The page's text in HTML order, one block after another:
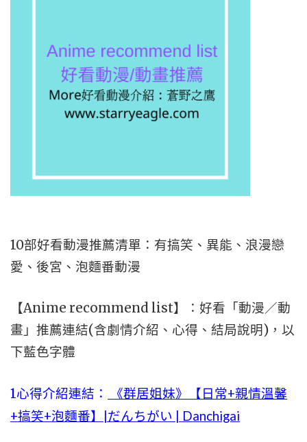
10部好看動漫推薦清單：有搞笑、異能、浪漫戀
愛、後宮、泡麵番動漫
【Anime recommend list】：好看「動漫／動
畫」推薦連結(含劇情介紹、心得、結局說明)，以
下藍色字體
1心得介紹連結：
《群居姐妹》【日常+親情溫馨
+搞笑+泡麵番】|だんちがい | Danchigai